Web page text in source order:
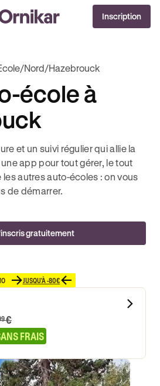
HEURES
DEEZER PREMIUM OFFERTS* !J'EN PROFITE !
Inscription
/Nord/Hazebrouck
école à
et un suivi régulier qui allie la
app pour tout gérer, le tout
les autres auto-écoles : on vous
de démarrer.
gratuitement
JUSQU'À -80€
€
FRAIS